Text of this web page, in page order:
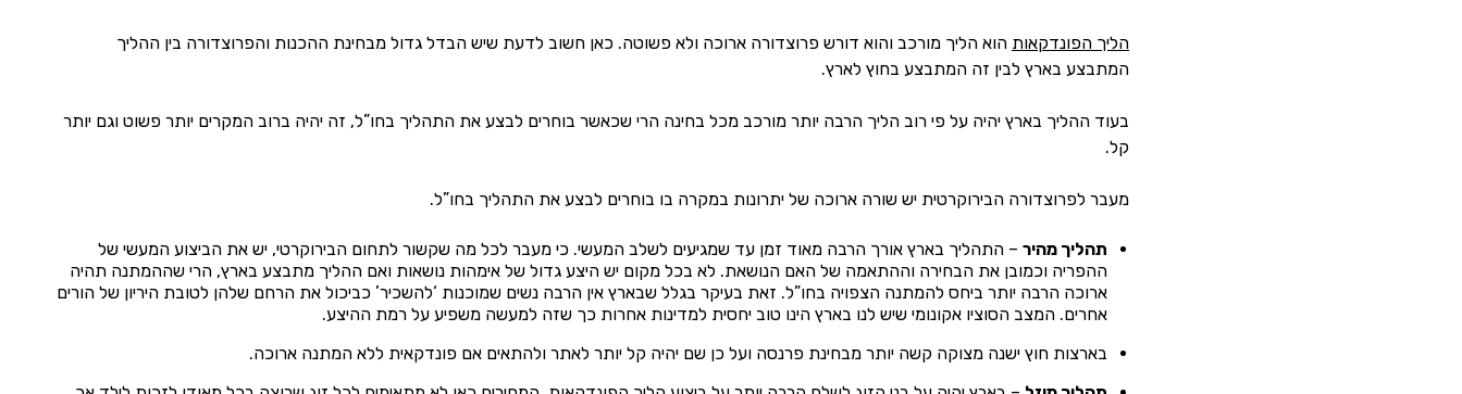
הליך הפונדקאות הוא הליך מורכב והוא דורש פרוצדורה ארוכה ולא פשוטה. כאן חשוב לדעת שיש הבדל גדול מבחינת ההכנות והפרוצדורה בין ההליך
המתבצע בארץ לבין זה המתבצע בחוץ לארץ.
בעוד ההליך בארץ יהיה על פי רוב הליך הרבה יותר מורכב מכל בחינה הרי שכאשר בוחרים לבצע את התהליך בחו”ל, זה יהיה ברוב המקרים יותר פשוט וגם יותר
קל.
מעבר לפרוצדורה הבירוקרטית יש שורה ארוכה של יתרונות במקרה בו בוחרים לבצע את התהליך בחו”ל.
תהליך מהיר – התהליך בארץ אורך הרבה מאוד זמן עד שמגיעים לשלב המעשי. כי מעבר לכל מה שקשור לתחום הבירוקרטי, יש את הביצוע המעשי של
ההפריה וכמובן את הבחירה וההתאמה של האם הנושאת. לא בכל מקום יש היצע גדול של אימהות נושאות ואם ההליך מתבצע בארץ, הרי שההמתנה תהיה
ארוכה הרבה יותר ביחס להמתנה הצפויה בחו”ל. זאת בעיקר בגלל שבארץ אין הרבה נשים שמוכנות ‘להשכיר’ כביכול את הרחם שלהן לטובת היריון של הורים
אחרים. המצב הסוציו אקונומי שיש לנו בארץ הינו טוב יחסית למדינות אחרות כך שזה למעשה משפיע על רמת ההיצע.
בארצות חוץ ישנה מצוקה קשה יותר מבחינת פרנסה ועל כן שם יהיה קל יותר לאתר ולהתאים אם פונדקאית ללא המתנה ארוכה.